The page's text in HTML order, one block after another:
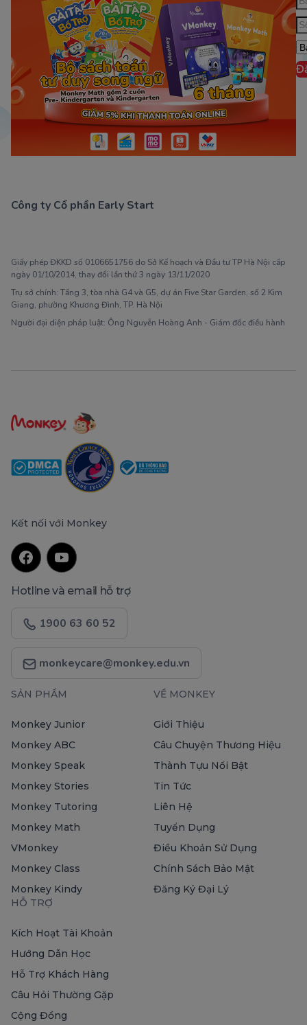
Công ty Cổ phần Early Start
Giấy phép ĐKKD số 0106651756 do Sở Kế hoạch và Đầu tư TP Hà Nội cấp
ngày 01/10/2014, thay đổi lần thứ 3 ngày 13/11/2020
Trụ sở chính: Tầng 3, tòa nhà G4 và G5, dự án Five Star Garden, số 2 Kim
Giang, phường Khương Đình, TP. Hà Nội
Người đại diện pháp luật: Ông Nguyễn Hoàng Anh - Giám đốc điều hành
Kết nối với Monkey
Hotline và email hỗ trợ
1900 63 60 52
monkeycare@monkey.edu.vn
SẢN PHẨM
Monkey Junior
Monkey ABC
Monkey Speak
Monkey Stories
Monkey Tutoring
Monkey Math
VMonkey
Monkey Class
Monkey Kindy
VỀ MONKEY
Giới Thiệu
Câu Chuyện Thương Hiệu
Thành Tựu Nổi Bật
Tin Tức
Liên Hệ
Tuyển Dụng
Điều Khoản Sử Dụng
Chính Sách Bảo Mật
Đăng Ký Đại Lý
HỖ TRỢ
Kích Hoạt Tài Khoản
Hướng Dẫn Học
Hỗ Trợ Khách Hàng
Câu Hỏi Thường Gặp
Cộng Đồng